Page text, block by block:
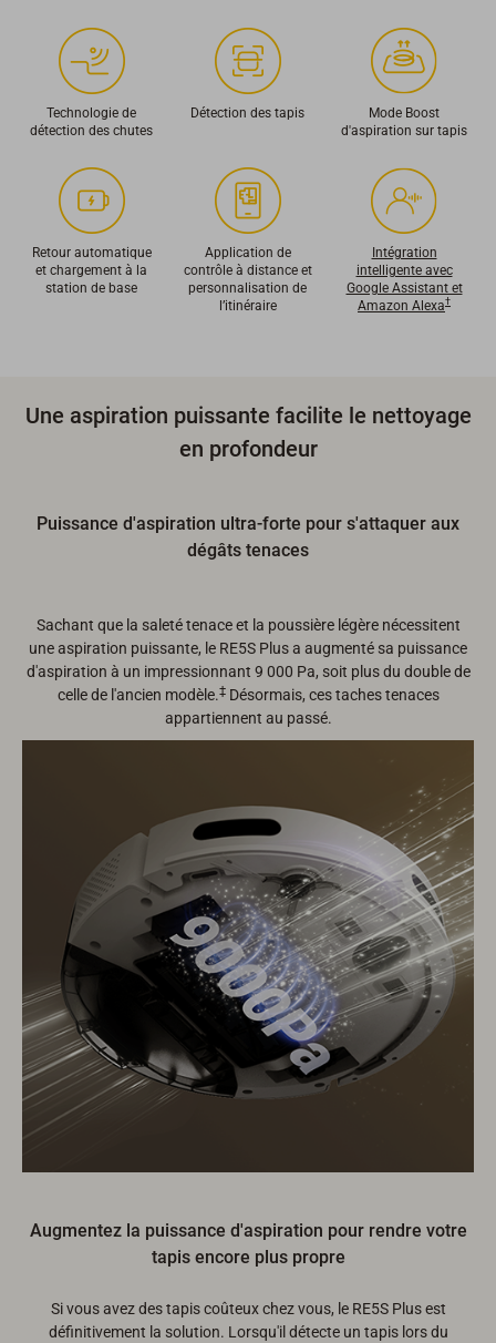
Technologie de
détection des chutes
Détection des tapis
Mode Boost
d'aspiration sur tapis
Retour automatique
et chargement à la
station de base
Application de
contrôle à distance et
personnalisation de
l’itinéraire
Intégration
intelligente avec
Google Assistant et
Amazon Alexa†
Une aspiration puissante facilite le nettoyage
en profondeur
Puissance d'aspiration ultra-forte pour s'attaquer aux
dégâts tenaces
Sachant que la saleté tenace et la poussière légère nécessitent
une aspiration puissante, le RE5S Plus a augmenté sa puissance
d'aspiration à un impressionnant 9 000 Pa, soit plus du double de
celle de l'ancien modèle.‡Désormais, ces taches tenaces
appartiennent au passé.
Augmentez la puissance d'aspiration pour rendre votre
tapis encore plus propre
Si vous avez des tapis coûteux chez vous, le RE5S Plus est
définitivement la solution. Lorsqu'il détecte un tapis lors du